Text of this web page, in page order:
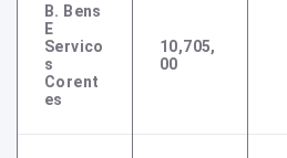
B. Bens
E
Servico
S
Corent
Es
10,705,
00